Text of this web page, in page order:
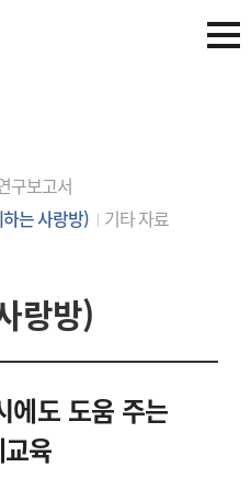
구보고서
는 사랑방) 기타 자료
랑방)
에도 도움 주는
육